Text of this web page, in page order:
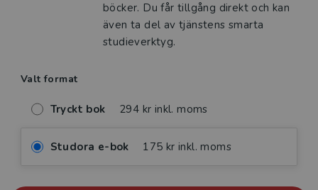
böcker. Du får tillgång direkt och kan
även ta del av tjänstens smarta
studieverktyg.
Valt format
Tryckt bok 294 kr inkl. moms
Studora e-bok 175 kr inkl. moms